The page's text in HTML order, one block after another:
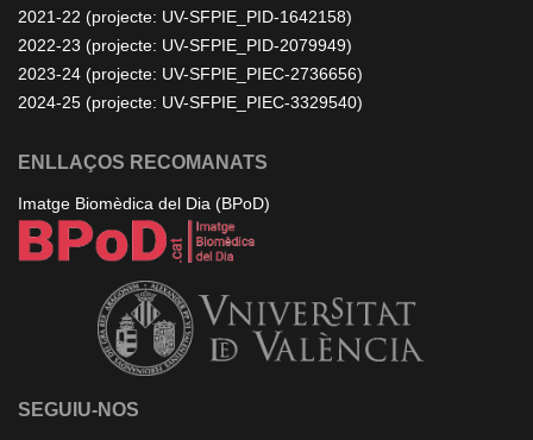
2021-22 (projecte: UV-SFPIE_PID-1642158)
2022-23 (projecte: UV-SFPIE_PID-2079949)
2023-24 (projecte: UV-SFPIE_PIEC-2736656)
2024-25 (projecte: UV-SFPIE_PIEC-3329540)
ENLLAÇOS RECOMANATS
Imatge Biomèdica del Dia (BPoD)
SEGUIU-NOS